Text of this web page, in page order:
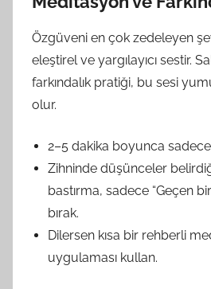
Özgüveni en çok zedeleyen
eleştirel ve yargılayıcı sestir.
farkındalık pratiği, bu sesi
olur.
2–5 dakika boyunca
Zihninde düşünceler
bastırma, sadece “Geçen
bırak.
Dilersen kısa bir rehberli
uygulaması kullan.